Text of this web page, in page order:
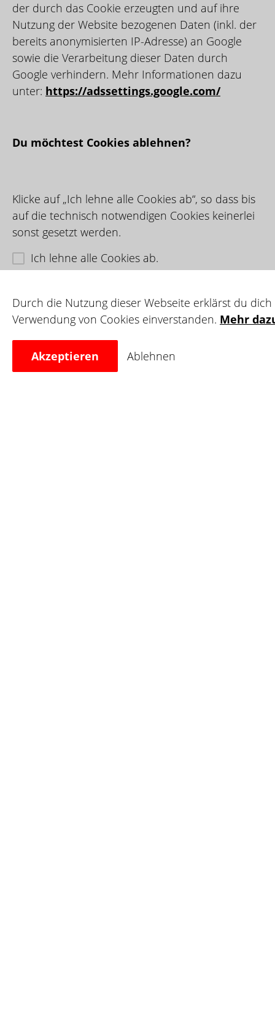
Durch die Nutzung dieser Webseite erklärst du
Verwendung von Cookies einverstanden. Mehr
Akzeptieren Ablehnen
der durch das Cookie erzeugten und auf ihre
Nutzung der Website bezogenen Daten (inkl. der
bereits anonymisierten IP-Adresse) an Google
sowie die Verarbeitung dieser Daten durch
Google verhindern. Mehr Informationen dazu
unter: https://adssettings.google.com/
Du möchtest Cookies ablehnen?
Klicke auf „Ich lehne alle Cookies ab“, so dass bis
auf die technisch notwendigen Cookies keinerlei
sonst gesetzt werden.
Ich lehne alle Cookies ab.